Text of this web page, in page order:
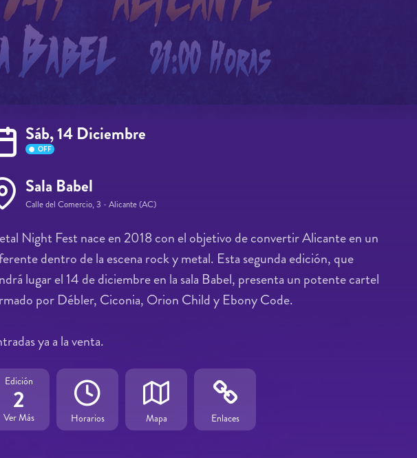
Sáb, 14 Diciembre
OFF
Sala Babel
Calle del Comercio, 3 - Alicante (AC)
Night Fest nace en 2018 con el objetivo de convertir Alicante en un
dentro de la escena rock y metal. Esta segunda edición, que
lugar el 14 de diciembre en la sala Babel, presenta un potente cartel
por Débler, Ciconia, Orion Child y Ebony Code.
ya a la venta.
Edición
2
Ver Más Horarios Mapa Enlaces